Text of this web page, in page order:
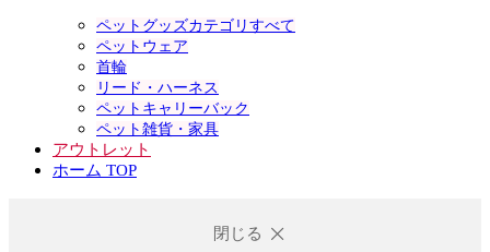
ペットグッズカテゴリすべて
ペットウェア
首輪
リード・ハーネス
ペットキャリーバック
ペット雑貨・家具
アウトレット
ホーム TOP
閉じる